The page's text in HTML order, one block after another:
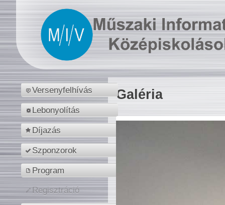
Versenyfelhívás
Lebonyolítás
Díjazás
Szponzorok
Program
Regisztráció
Galéria